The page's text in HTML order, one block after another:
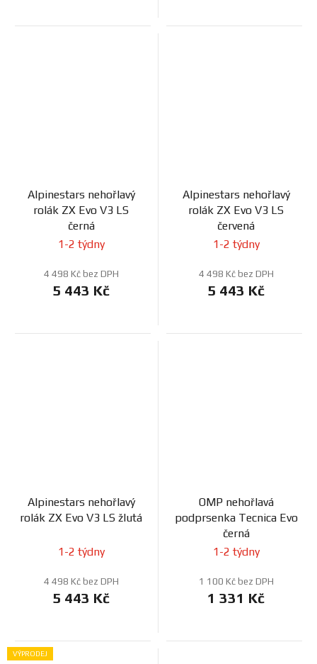
Alpinestars nehořlavý
rolák ZX Evo V3 LS
černá
1-2 týdny
4 498 Kč bez DPH
5 443 Kč
Alpinestars nehořlavý
rolák ZX Evo V3 LS
červená
1-2 týdny
4 498 Kč bez DPH
5 443 Kč
Alpinestars nehořlavý
rolák ZX Evo V3 LS žlutá
1-2 týdny
4 498 Kč bez DPH
5 443 Kč
OMP nehořlavá
podprsenka Tecnica Evo
černá
1-2 týdny
1 100 Kč bez DPH
1 331 Kč
VÝPRODEJ